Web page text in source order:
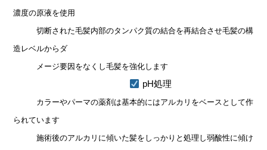
濃度の原液を使用
切断された毛髪内部のタンパク質の結合を再結合させ毛髪の構
造レベルからダ
メ ージ要因をなくし毛髪を強化します
pH処理
カラーやパーマの薬剤は基本的にはアルカリをベースとして作
られています
施術後のアルカリに傾いた髪をしっかりと処理し弱酸性に傾け